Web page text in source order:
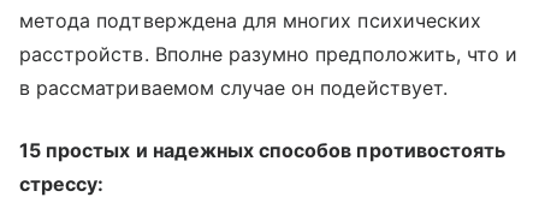
метода подтверждена для многих психических
расстройств. Вполне разумно предположить, что и
в рассматриваемом случае он подействует.
15 простых и надежных способов противостоять
стрессу: